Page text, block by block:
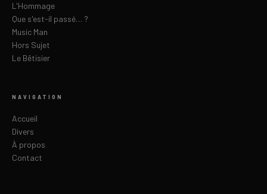
L'Hommage
Que s'est-il passé… ?
Music Man
Hors Sujet
Le Bêtisier
NAVIGATION
Accueil
Divers
À propos
Contact